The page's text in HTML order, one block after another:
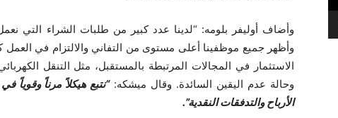
وأضاف أوليفر بلومه: “لدينا عدد كبير من طلبات الشراء التي
وأظهر جميع موظفينا أعلى مستوى من التفاني والالتزام في العمل
الاستثمار في المجالات المرتبطة بالمستقبل، مثل التنقل
وحالة عدم اليقين السائدة. وقال ميشكه:“نتبع هيكلاً مرناً وقوياً
الأرباح والتدفقات النقدية”‏.